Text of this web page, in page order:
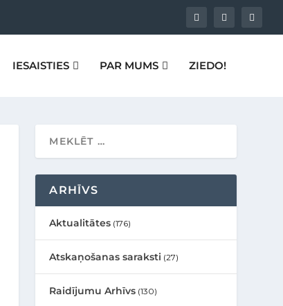
IESAISTIES PAR MUMS ZIEDO!
ARHĪVS
Aktualitātes (176)
Atskaņošanas saraksti (27)
Raidījumu Arhīvs (130)